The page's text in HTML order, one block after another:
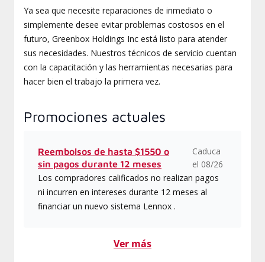
Ya sea que necesite reparaciones de inmediato o
simplemente desee evitar problemas costosos en el
futuro, Greenbox Holdings Inc está listo para atender
sus necesidades. Nuestros técnicos de servicio cuentan
con la capacitación y las herramientas necesarias para
hacer bien el trabajo la primera vez.
Promociones actuales
Reembolsos de hasta $1550 o
sin pagos durante 12 meses
Caduca
el 08/26
Los compradores calificados no realizan pagos
ni incurren en intereses durante 12 meses al
financiar un nuevo sistema Lennox .
Ver más